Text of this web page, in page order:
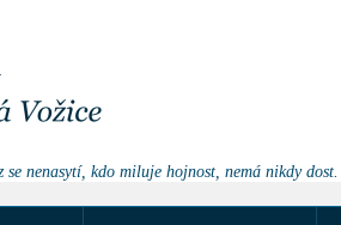
se nenasytí, kdo miluje hojnost, nemá nikdy